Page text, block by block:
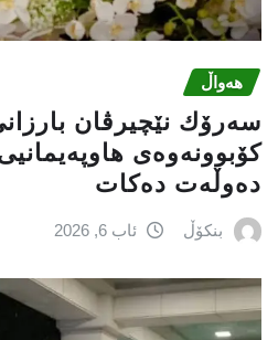
هەواڵ
سەرۆك نێچیرڤان
كۆبوونەوەی
دەوڵەت دەكات
بنکۆڵ ئاب 6, 2026